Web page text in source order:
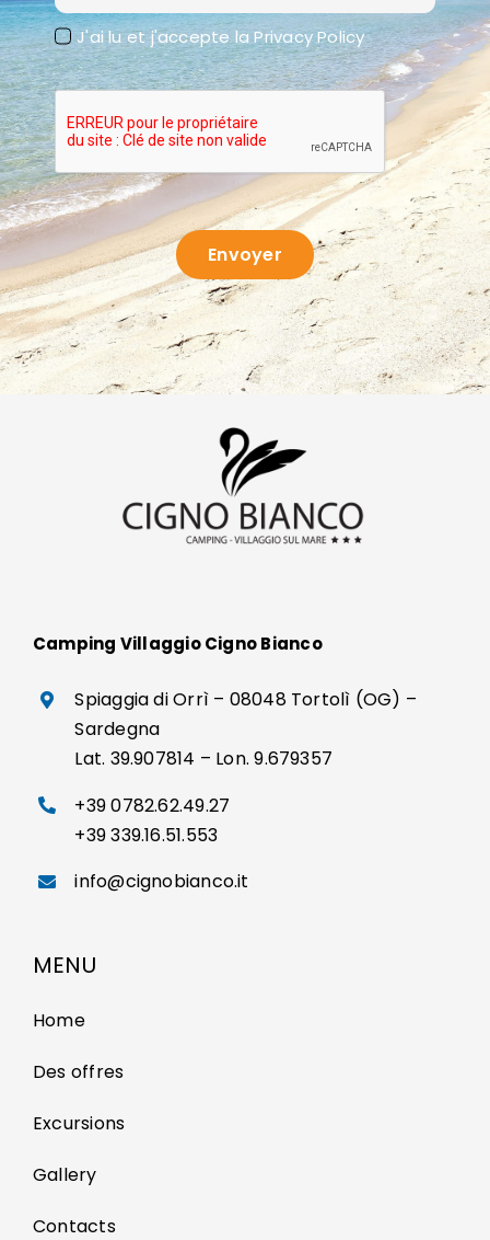
Envoyer
J'ai lu et j'accepte laPrivacy Policy
Camping Villaggio Cigno Bianco
Spiaggia di Orrì – 08048 Tortolì (OG) –
Sardegna
Lat. 39.907814 – Lon. 9.679357
+39 0782.62.49.27
+39 339.16.51.553
info@cignobianco.it
MENU
Home
Des offres
Excursions
Gallery
Contacts